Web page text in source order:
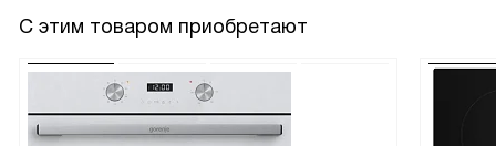
С этим товаром приобретают